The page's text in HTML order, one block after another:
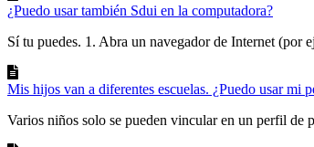
¿Puedo usar también Sdui en la computadora?
Sí tu puedes. 1. Abra un navegador de Internet (por
Mis hijos van a diferentes escuelas. ¿Puedo usar mi
Varios niños solo se pueden vincular en un perfil de